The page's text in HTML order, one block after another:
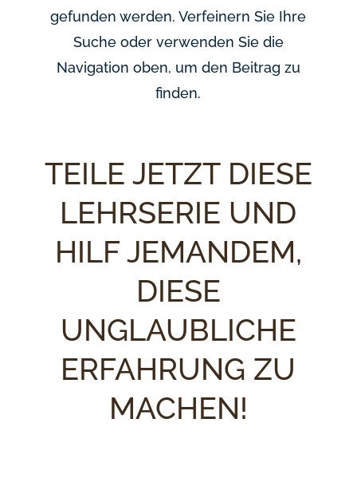
gefunden werden. Verfeinern Sie Ihre
Suche oder verwenden Sie die
Navigation oben, um den Beitrag zu
finden.
TEILE JETZT DIESE
LEHRSERIE UND
HILF JEMANDEM,
DIESE
UNGLAUBLICHE
ERFAHRUNG ZU
MACHEN!